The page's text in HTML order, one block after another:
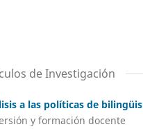
de Investigación
a las políticas de
y formación docente